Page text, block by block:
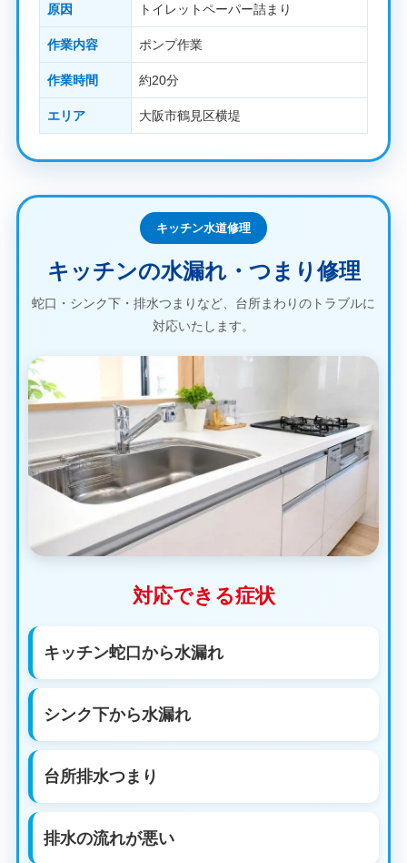
原因 トイレットペーパー詰まり
作業内容 ポンプ作業
作業時間 約20分
エリア 大阪市鶴見区横堤
キッチン水道修理
キッチンの水漏れ・つまり修理
蛇口・シンク下・排水つまりなど、台所まわりのトラブルに
対応いたします。
対応できる症状
キッチン蛇口から水漏れ
シンク下から水漏れ
台所排水つまり
排水の流れが悪い